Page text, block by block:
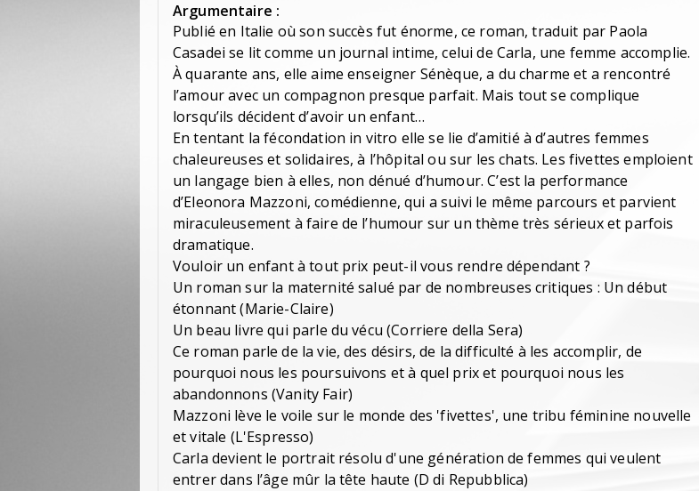
Argumentaire :
Publié en Italie où son succès fut énorme, ce roman, traduit par Paola
Casadei se lit comme un journal intime, celui de Carla, une femme accomplie.
À quarante ans, elle aime enseigner Sénèque, a du charme et a rencontré
l’amour avec un compagnon presque parfait. Mais tout se complique
lorsqu’ils décident d’avoir un enfant…
En tentant la fécondation in vitro elle se lie d’amitié à d’autres femmes
chaleureuses et solidaires, à l’hôpital ou sur les chats. Les fivettes emploient
un langage bien à elles, non dénué d’humour. C’est la performance
d’Eleonora Mazzoni, comédienne, qui a suivi le même parcours et parvient
miraculeusement à faire de l’humour sur un thème très sérieux et parfois
dramatique.
Vouloir un enfant à tout prix peut-il vous rendre dépendant ?
Un roman sur la maternité salué par de nombreuses critiques : Un début
étonnant (Marie-Claire)
Un beau livre qui parle du vécu (Corriere della Sera)
Ce roman parle de la vie, des désirs, de la difficulté à les accomplir, de
pourquoi nous les poursuivons et à quel prix et pourquoi nous les
abandonnons (Vanity Fair)
Mazzoni lève le voile sur le monde des 'fivettes', une tribu féminine nouvelle
et vitale (L'Espresso)
Carla devient le portrait résolu d'une génération de femmes qui veulent
entrer dans l’âge mûr la tête haute (D di Repubblica)